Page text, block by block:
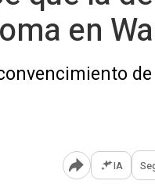
en
Abrir opciones
IA